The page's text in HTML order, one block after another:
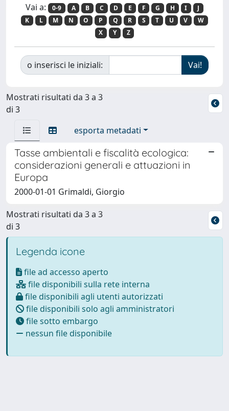
Vai a: 0-9 A B C D E F G H I
J
K
L M N O P Q R S T U V
W
X
Y Z
o inserisci le iniziali:
Mostrati risultati da 3 a 3
di 3
esporta metadati
Tasse ambientali e fiscalità ecologica:
considerazioni generali e attuazioni in
Europa
2000-01-01 Grimaldi, Giorgio
Mostrati risultati da 3 a 3
di 3
Legenda icone
file ad accesso aperto
file disponibili sulla rete interna
file disponibili agli utenti autorizzati
file disponibili solo agli amministratori
file sotto embargo
nessun file disponibile